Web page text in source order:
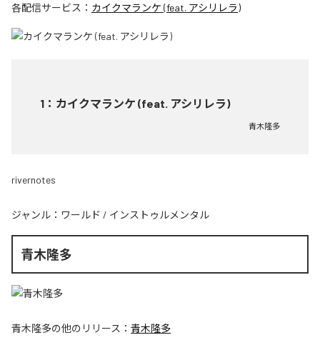
各配信サービス： カイクマランケ (feat. アシリレラ)
1 ： カイクマランケ (feat. アシリレラ)
青木隆多
rivernotes
ジャンル： ワールド / インストゥルメンタル
青木隆多
青木隆多の他のリリース： 青木隆多